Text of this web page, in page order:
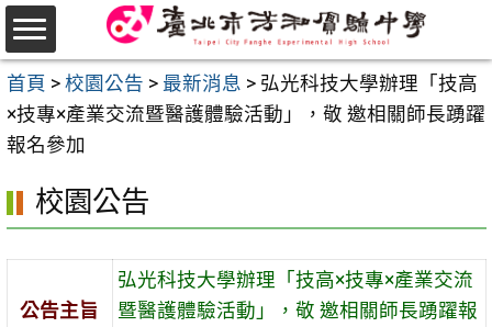
跳
至
主
要
內
首頁 > 校園公告 > 最新消息 > 弘光科技大學辦理「技高
×技專×產業交流暨醫護體驗活動」，敬 邀相關師長踴躍
報名參加
校園公告
公告主旨
弘光科技大學辦理「技高×技專×產業交流
暨醫護體驗活動」，敬 邀相關師長踴躍報
選
單